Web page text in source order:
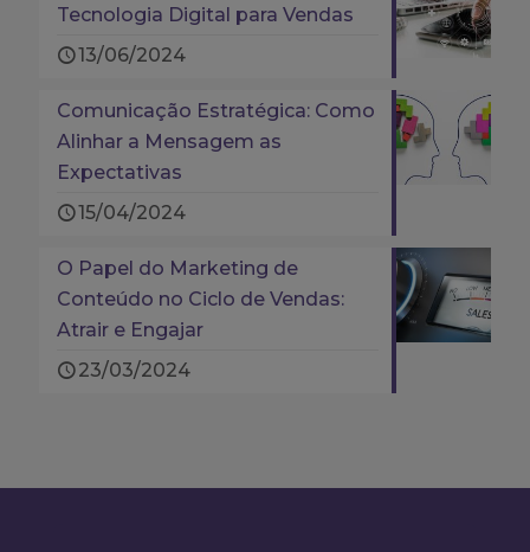
Tecnologia Digital para Vendas
13/06/2024
Comunicação Estratégica: Como
Alinhar a Mensagem as
Expectativas
15/04/2024
O Papel do Marketing de
Conteúdo no Ciclo de Vendas:
Atrair e Engajar
23/03/2024